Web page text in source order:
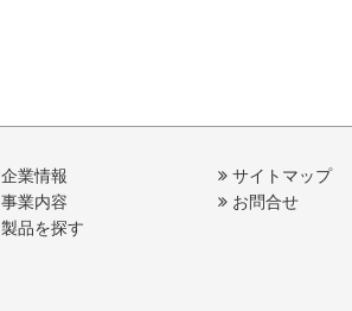
企業情報
事業内容
製品を探す
サイトマップ
お問合せ